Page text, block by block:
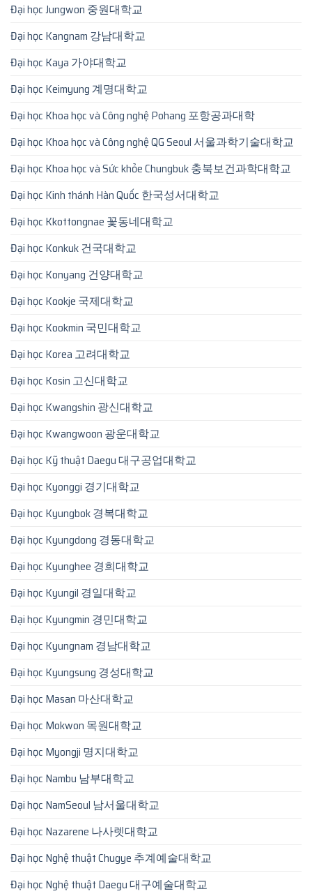
Đại học Jungwon 중원대학교
Đại học Kangnam 강남대학교
Đại học Kaya 가야대학교
Đại học Keimyung 계명대학교
Đại học Khoa học và Công nghệ Pohang 포항공과대학
Đại học Khoa học và Công nghệ QG Seoul 서울과학기술대학교
Đại học Khoa học và Sức khỏe Chungbuk 충북보건과학대학교
Đại học Kinh thánh Hàn Quốc 한국성서대학교
Đại học Kkottongnae 꽃동네대학교
Đại học Konkuk 건국대학교
Đại học Konyang 건양대학교
Đại học Kookje 국제대학교
Đại học Kookmin 국민대학교
Đại học Korea 고려대학교
Đại học Kosin 고신대학교
Đại học Kwangshin 광신대학교
Đại học Kwangwoon 광운대학교
Đại học Kỹ thuật Daegu 대구공업대학교
Đại học Kyonggi 경기대학교
Đại học Kyungbok 경복대학교
Đại học Kyungdong 경동대학교
Đại học Kyunghee 경희대학교
Đại học Kyungil 경일대학교
Đại học Kyungmin 경민대학교
Đại học Kyungnam 경남대학교
Đại học Kyungsung 경성대학교
Đại học Masan 마산대학교
Đại học Mokwon 목원대학교
Đại học Myongji 명지대학교
Đại học Nambu 남부대학교
Đại học NamSeoul 남서울대학교
Đại học Nazarene 나사렛대학교
Đại học Nghệ thuật Chugye 추계예술대학교
Đại học Nghệ thuật Daegu 대구예술대학교